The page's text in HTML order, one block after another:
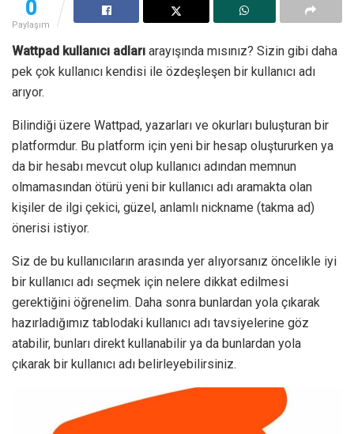
0
Paylaşım
Wattpad kullanıcı adları arayışında mısınız? Sizin gibi daha
pek çok kullanıcı kendisi ile özdeşleşen bir kullanıcı adı
arıyor.
Bilindiği üzere Wattpad, yazarları ve okurları buluşturan bir
platformdur. Bu platform için yeni bir hesap oluştururken ya
da bir hesabı mevcut olup kullanıcı adından memnun
olmamasından ötürü yeni bir kullanıcı adı aramakta olan
kişiler de ilgi çekici, güzel, anlamlı nickname (takma ad)
önerisi istiyor.
Siz de bu kullanıcıların arasında yer alıyorsanız öncelikle iyi
bir kullanıcı adı seçmek için nelere dikkat edilmesi
gerektiğini öğrenelim. Daha sonra bunlardan yola çıkarak
hazırladığımız tablodaki kullanıcı adı tavsiyelerine göz
atabilir, bunları direkt kullanabilir ya da bunlardan yola
çıkarak bir kullanıcı adı belirleyebilirsiniz.